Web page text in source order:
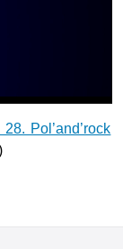
Pol’and’rock